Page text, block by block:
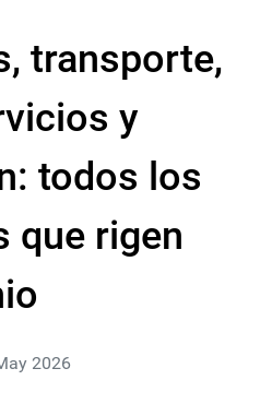
transporte,
y
todos los
que rigen
2026